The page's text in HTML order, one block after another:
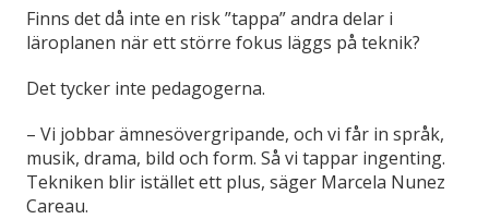
Finns det då inte en risk ”tappa” andra delar i
läroplanen när ett större fokus läggs på teknik?
Det tycker inte pedagogerna.
– Vi jobbar ämnesövergripande, och vi får in språk,
musik, drama, bild och form. Så vi tappar ingenting.
Tekniken blir istället ett plus, säger Marcela Nunez
Careau.